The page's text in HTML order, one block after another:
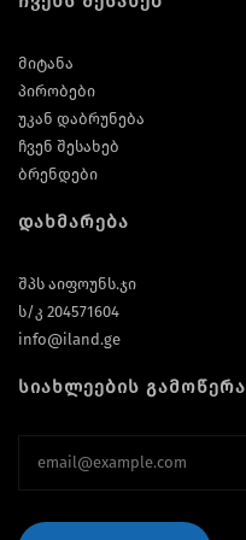
მიტანა
პირობები
უკან დაბრუნება
ჩვენ შესახებ
ბრენდები
დახმარება
შპს აიფოუნს.ჯი
ს/კ 204571604
info@iland.ge
სიახლეების გამოწერა